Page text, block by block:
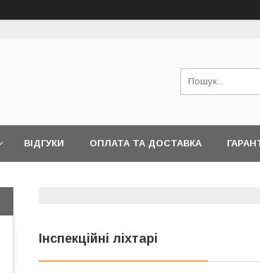
ВІДГУКИ ОПЛАТА ТА ДОСТАВКА
Інспекційні ліхтарі